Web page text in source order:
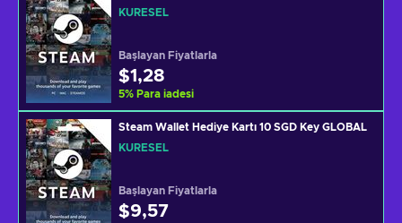
KÜRESEL
Başlayan Fiyatlarla
$1,28
5% Para iadesi
Steam Wallet Hediye Kartı 10 SGD Key GLOBAL
KÜRESEL
Başlayan Fiyatlarla
$9,57